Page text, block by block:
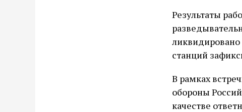
Результаты
станций
В рамках
обороны
качестве